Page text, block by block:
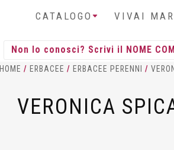
CATALOGO VIVAI
HOME / ERBACEE / ERBACEE PERENNI /
VERONICA